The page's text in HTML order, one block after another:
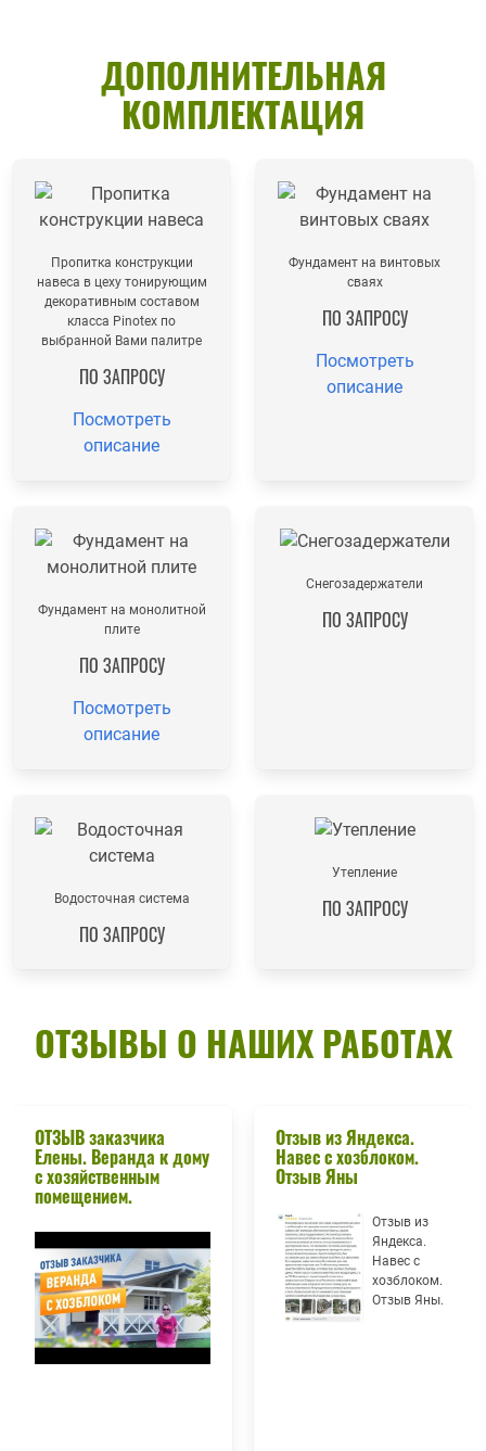
ДОПОЛНИТЕЛЬНАЯ
КОМПЛЕКТАЦИЯ
Пропитка конструкции
навеса в цеху тонирующим
декоративным составом
класса Pinotex по
выбранной Вами палитре
ПО ЗАПРОСУ
Посмотреть
описание
Фундамент на винтовых
сваях
ПО ЗАПРОСУ
Посмотреть
описание
Фундамент на монолитной
плите
ПО ЗАПРОСУ
Посмотреть
описание
Снегозадержатели
ПО ЗАПРОСУ
Водосточная система
ПО ЗАПРОСУ
Утепление
ПО ЗАПРОСУ
ОТЗЫВЫ О НАШИХ РАБОТАХ
ОТЗЫВ заказчика
Елены. Веранда к дому
с хозяйственным
помещением.
Отзыв из Яндекса.
Навес с хозблоком.
Отзыв Яны
Отзыв из
Яндекса.
Навес с
хозблоком.
Отзыв Яны.